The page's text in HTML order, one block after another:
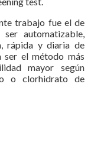
trabajo fue el de
automatizable,
rápida y diaria de
ser el método más
mayor según
o clorhidrato de